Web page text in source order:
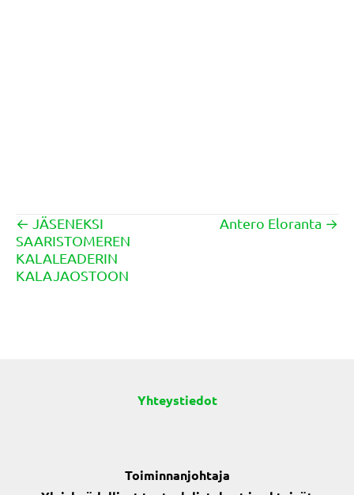
Posts
navigation
← JÄSENEKSI
SAARISTOMEREN
KALALEADERIN
KALAJAOSTOON
Antero Eloranta →
Yhteystiedot
Toiminnanjohtaja